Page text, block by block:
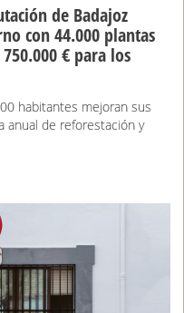
de Badajoz
con 44.000 plantas
€ para los
habitantes mejoran sus
anual de reforestación y